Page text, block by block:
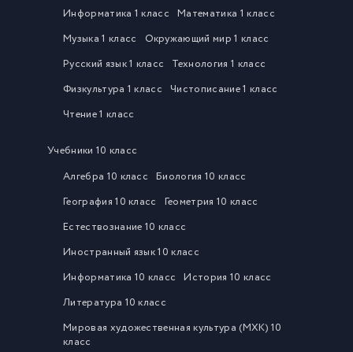
Информатика 1 класс
Математика 1 класс
Музыка 1 класс
Окружающий мир 1 класс
Русский язык 1 класс
Технология 1 класс
Физкультура 1 класс
Чистописание 1 класс
Чтение 1 класс
Учебники 10 класс
Алгебра 10 класс
Биология 10 класс
География 10 класс
Геометрия 10 класс
Естествознание 10 класс
Иностранный язык 10 класс
Информатика 10 класс
История 10 класс
Литература 10 класс
Мировая художественная культура (МХК) 10
класс